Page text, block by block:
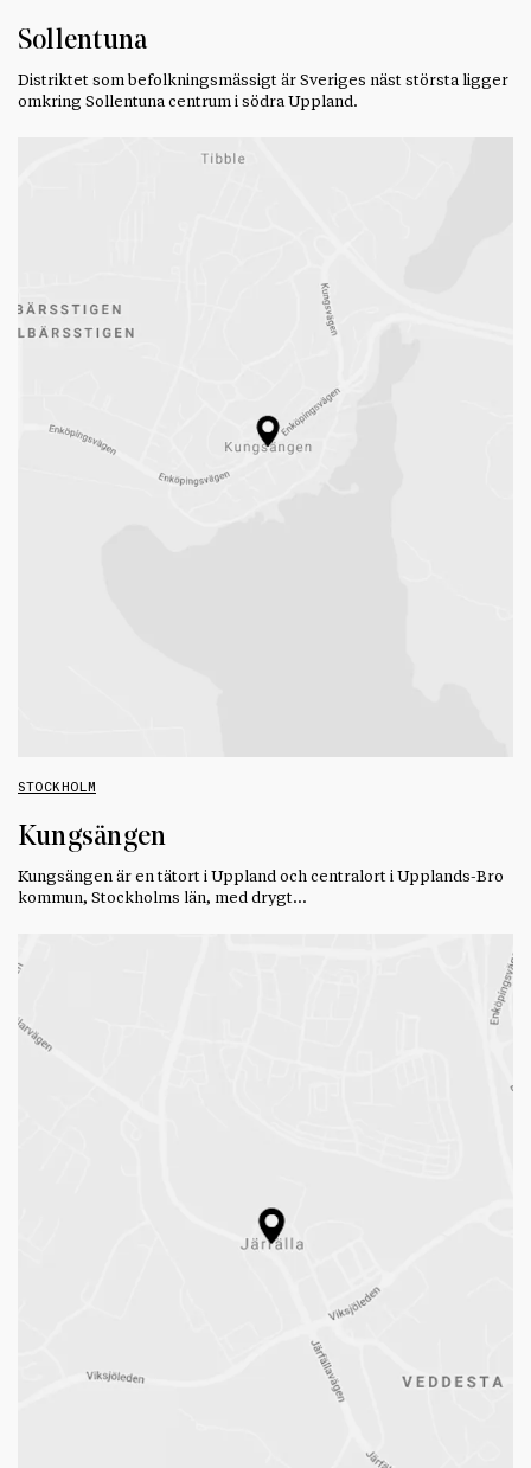
Sollentuna
Distriktet som befolkningsmässigt är Sveriges näst största ligger
omkring Sollentuna centrum i södra Uppland.
STOCKHOLM
Kungsängen
Kungsängen är en tätort i Uppland och centralort i Upplands-Bro
kommun, Stockholms län, med drygt…